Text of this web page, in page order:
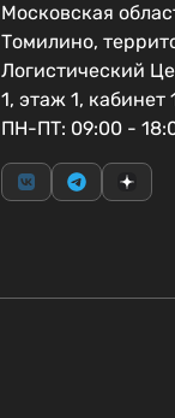
Московская
Томилино,
Логистический
1, этаж 1, кабинет
ПН-ПТ: 09:00 -